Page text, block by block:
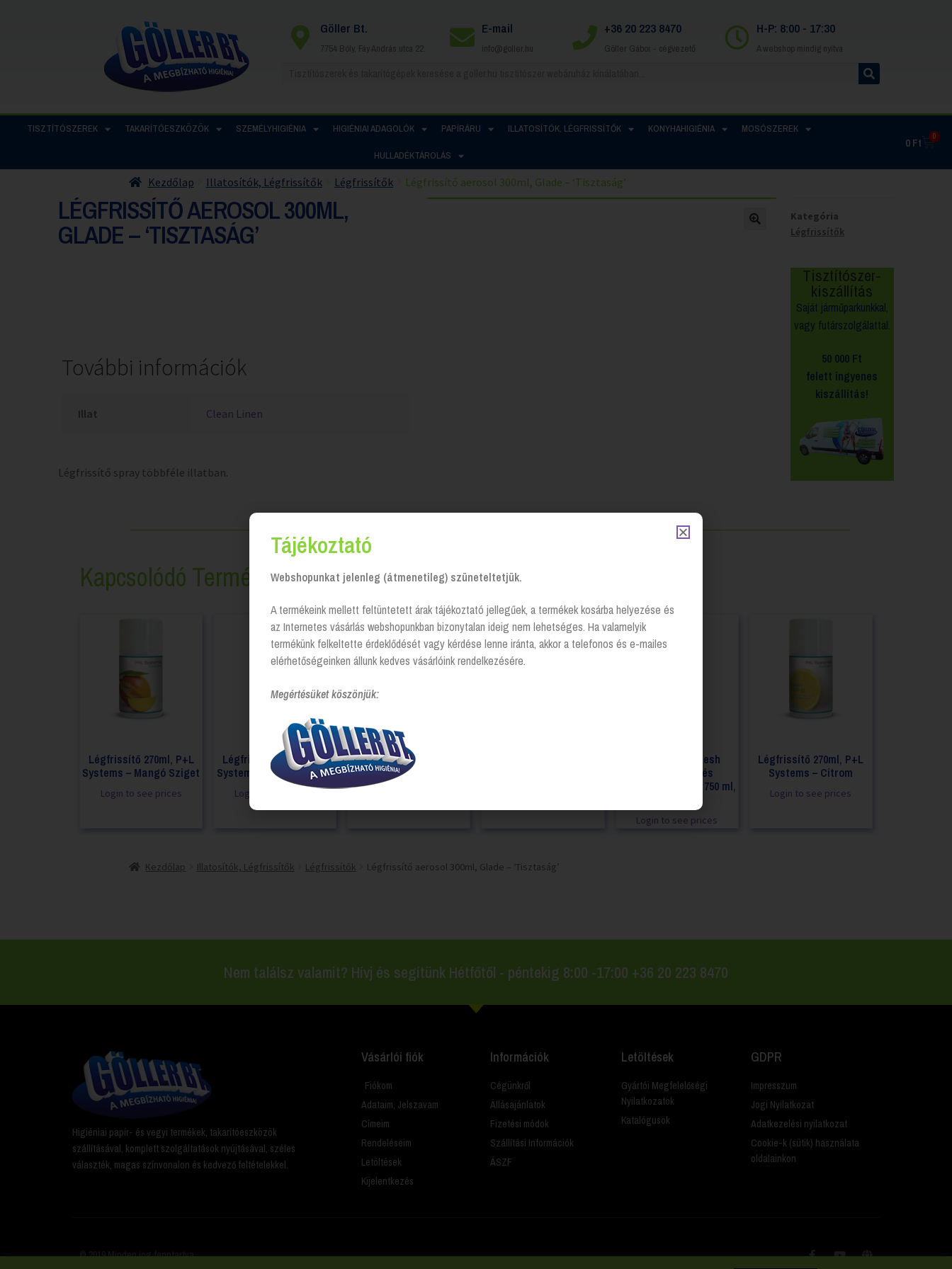
Göller Bt.
7754 Bóly, Fáy András utca 22.
E-mail
info@goller.hu
+36 20 223 8470
Göller Gábor - cégvezető
H-P: 8:00 - 17:30
A webshop mindig nyitva
TISZTÍTÓSZEREK TAKARÍTÓESZKÖZÖK SZEMÉLYHIGIÉNIA HIGIÉNIAI ADAGOLÓK PAPÍRÁRU ILLATOSÍTÓK, LÉGFRISSÍTŐK KONYHAHIGIÉNIA MOSÓSZEREK
HULLADÉKTÁROLÁS
0Ft 0
Kezdőlap Illatosítók, Légfrissítők Légfrissítők Légfrissítő aerosol 300ml, Glade – ‘Tisztaság’
LÉGFRISSÍTŐ AEROSOL 300ML,
GLADE – ‘TISZTASÁG’
További információk
Illat Clean Linen
Légfrissítő spray többféle illatban.
Kategória
Légfrissítők
Tisztítószer-
kiszállítás
Saját járműparkunkkal,
vagy futárszolgálattal.
50 000 Ft
felett ingyenes
kiszállítás!
Kapcsolódó Termékek
Légfrissítő 270ml, P+L
Systems – Mangó Sziget
Login to see prices
Légfrissítő 270ml, P+L
Systems – Babahintőpor
Login to see prices
Légfrissítő 270ml, P+L
Systems – Friss Ágynemű
Good Sense Fresh
bútorkárpit- és
szövetillatosító – 750 ml,
Login to see prices
Légfrissítő 270ml, P+L
Systems – Citrom
Login to see prices
Kezdőlap Illatosítók, Légfrissítők Légfrissítők Légfrissítő aerosol 300ml, Glade – ‘Tisztaság’
Nem találsz valamit? Hívj és segítünk Hétfőtől - péntekig 8:00 -17:00 +36 20 223 8470
Higiéniai papír- és vegyi termékek, takarítóeszközök
szállításával, komplett szolgáltatások nyújtásával, széles
választék, magas színvonalon és kedvező feltételekkel.
Vásárlói fiók
Fiókom
Adataim, Jelszavam
Címeim
Rendeléseim
Letöltések
Kijelentkezés
Információk
Cégünkről
Állásajánlatok
Fizetési módok
Szállítási Információk
ÁSZF
Letöltések
Gyártói Megfelelőségi
Nyilatkozatok
Katalógusok
GDPR
Impresszum
Jogi Nyilatkozat
Adatkezelési nyilatkozat
Cookie-k (sütik) használata
oldalainkon
© 2019 Minden jog fenntartva
Tájékoztató
Webshopunkat jelenleg (átmenetileg) szüneteltetjük.
A termékeink mellett feltüntetett árak tájékoztató jellegűek, a termékek kosárba helyezése és
az Internetes vásárlás webshopunkban bizonytalan ideig nem lehetséges. Ha valamelyik
termékünk felkeltette érdeklődését vagy kérdése lenne iránta, akkor a telefonos és e-mailes
elérhetőségeinken állunk kedves vásárlóink rendelkezésére.
Megértésüket köszönjük: